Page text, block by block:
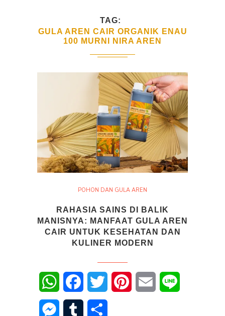
TAG
GULA AREN CAIR ORGANIK ENAU
100 MURNI NIRA AREN
POHON DAN GULA AREN
RAHASIA SAINS DI BALIK
MANISNYA: MANFAAT GULA AREN
CAIR UNTUK KESEHATAN DAN
KULINER MODERN
WhatsAppFacebookTwitter PinterestEmail
Messenger
Tumblr